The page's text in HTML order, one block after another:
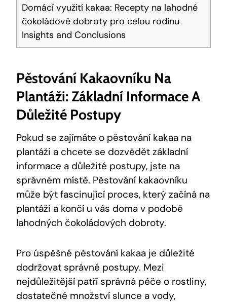
Domácí využití kakaa: Recepty na lahodné
čokoládové dobroty pro celou rodinu
Insights and Conclusions
Pěstování Kakaovníku Na
Plantáži: Základní Informace A
Důležité Postupy
Pokud se zajímáte o pěstování kakaa na
plantáži a chcete se dozvědět základní
informace a důležité postupy, jste na
správném místě. Pěstování kakaovníku
může být fascinující proces, který začíná na
plantáži a končí u vás doma v podobě
lahodných čokoládových dobroty.
Pro úspěšné pěstování kakaa je důležité
dodržovat správné postupy. Mezi
nejdůležitější patří správná péče o rostliny,
dostatečné množství slunce a vody,